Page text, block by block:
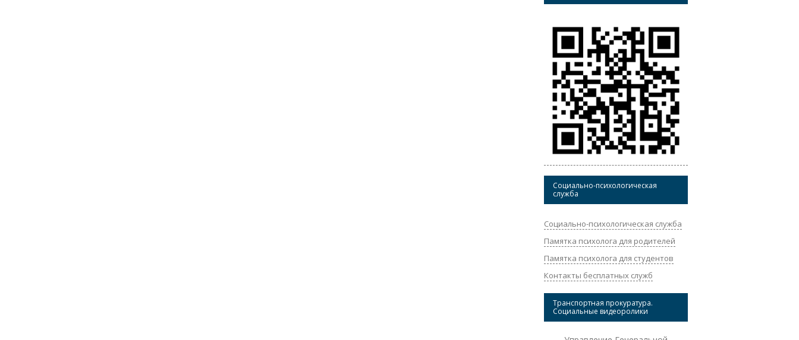
Социально-психологическая
служба
Социально-психологическая служба
Памятка психолога для родителей
Памятка психолога для студентов
Контакты бесплатных служб
Транспортная прокуратура.
Социальные видеоролики